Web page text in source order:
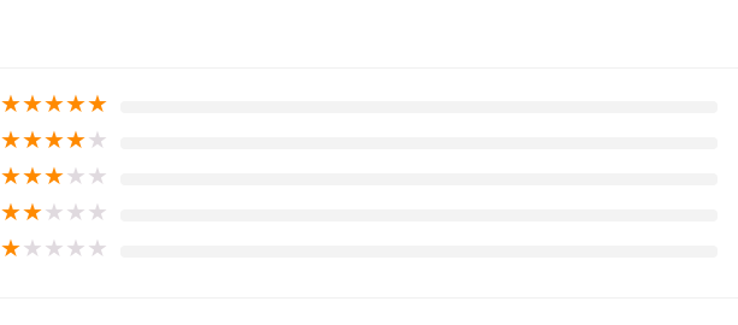
★★★★★
★★★★★
★★★★★
★★★★★
★★★★★